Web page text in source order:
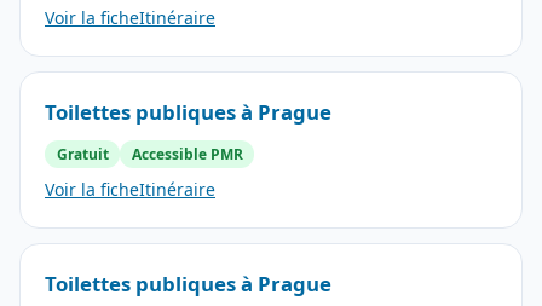
Voir la ficheItinéraire
Toilettes publiques à Prague
Gratuit Accessible PMR
Voir la ficheItinéraire
Toilettes publiques à Prague